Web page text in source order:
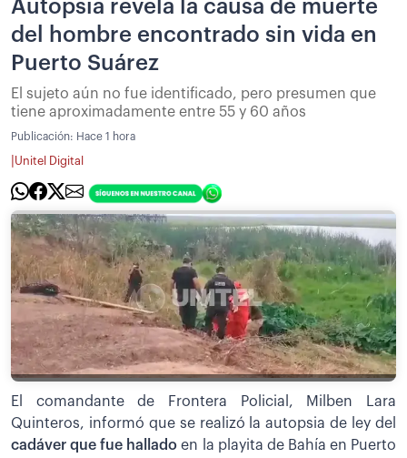
Autopsia revela la causa de muerte
del hombre encontrado sin vida en
Puerto Suárez
El sujeto aún no fue identificado, pero presumen que
tiene aproximadamente entre 55 y 60 años
Publicación: Hace 1 hora
Unitel Digital
El comandante de Frontera Policial, Milben Lara
Quinteros, informó que se realizó la autopsia de ley del
cadáver que fue hallado en la playita de Bahía en Puerto